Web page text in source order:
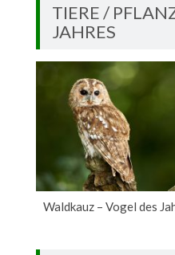
TIERE /
JAHRES
Waldkauz – Vogel des